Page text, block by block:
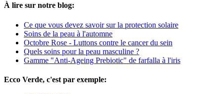
À lire sur notre blog:
Ce que vous devez savoir sur la protection solaire
Soins de la peau à l'automne
Octobre Rose - Luttons contre le cancer du sein
Quels soins pour la peau masculine ?
Gamme "Anti-Ageing Prebiotic" de farfalla à l'iris
Ecco Verde, c'est par exemple: